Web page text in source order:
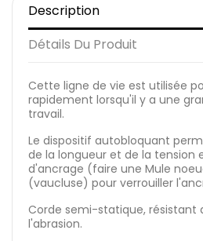
Description
Détails Du Produit
Cette ligne de vie est utilisée
rapidement lorsqu'il y a une
travail.
Le dispositif autobloquant
de la longueur et de la tension
d'ancrage (faire une Mule
(vaucluse) pour verrouiller
Corde semi-statique, résistant
l'abrasion.